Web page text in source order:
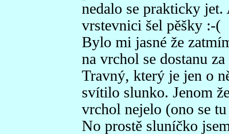
nedalo se prakticky
vrstevnici šel pěšky :-(
Bylo mi jasné že
na vrchol se dostanu
Travný, který je jen o
svítilo slunko. Jenom
vrchol nejelo (ono se
No prostě sluníčko